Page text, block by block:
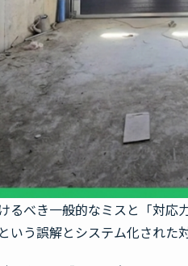
るべき一般的なミスと「対応
いう誤解とシステム化された